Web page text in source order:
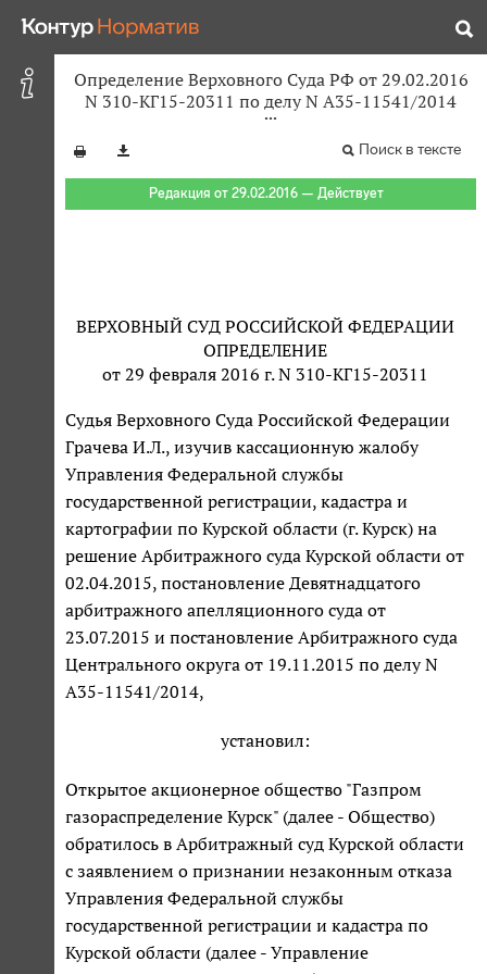
Определение Верховного Суда РФ от 29.02.2016
N 310-КГ15-20311 по делу N А35-11541/2014
Поиск в тексте
Редакция от 29.02.2016 — Действует
ВЕРХОВНЫЙ СУД РОССИЙСКОЙ ФЕДЕРАЦИИ
ОПРЕДЕЛЕНИЕ
от 29 февраля 2016 г. N 310-КГ15-20311
Судья Верховного Суда Российской Федерации
Грачева И.Л., изучив кассационную жалобу
Управления Федеральной службы
государственной регистрации, кадастра и
картографии по Курской области (г. Курск) на
решение Арбитражного суда Курской области от
02.04.2015, постановление Девятнадцатого
арбитражного апелляционного суда от
23.07.2015 и постановление Арбитражного суда
Центрального округа от 19.11.2015 по делу N
А35-11541/2014,
установил:
Открытое акционерное общество "Газпром
газораспределение Курск" (далее - Общество)
обратилось в Арбитражный суд Курской области
с заявлением о признании незаконным отказа
Управления Федеральной службы
государственной регистрации и кадастра по
Курской области (далее - Управление